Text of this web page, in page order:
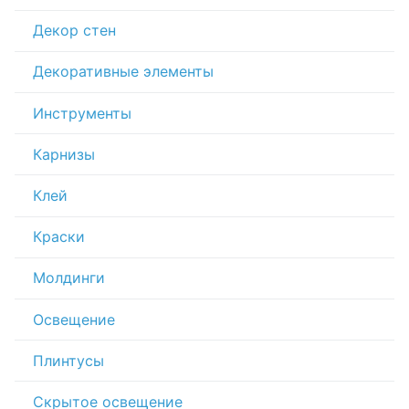
Декор стен
Декоративные элементы
Инструменты
Карнизы
Клей
Краски
Молдинги
Освещение
Плинтусы
Скрытое освещение